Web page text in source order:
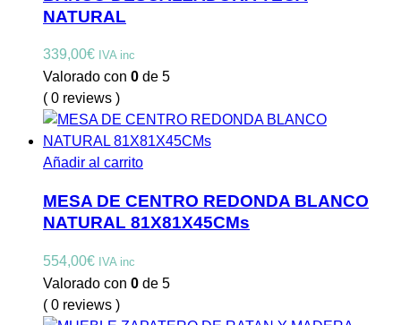
NATURAL
339,00€ IVA inc
Valorado con 0 de 5
( 0 reviews )
Añadir al carrito
MESA DE CENTRO REDONDA BLANCO
NATURAL 81X81X45CMs
554,00€ IVA inc
Valorado con 0 de 5
( 0 reviews )